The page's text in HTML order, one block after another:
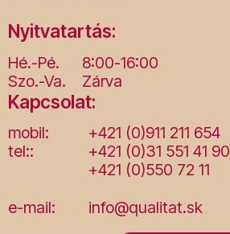
Nyitvatartás:
Hé.-Pé.
8:00-16:00
Szo.-Va.
Zárva
Kapcsolat:
mobil:
+421 (0)911 211 654
tel::
+421 (0)31 551 41 90
+421 (0)550 72 11
e-mail:
info@qualitat.sk